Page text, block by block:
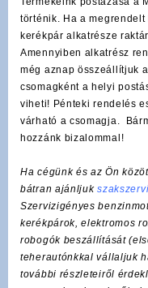
történik. Ha a
kerékpár alkatrésze
Amennyiben alkatrész
még aznap összeállítjuk
csomagként a helyi
viheti! Pénteki rendelés
várható a csomagja.
hozzánk bizalommal!
Ha cégünk és az Ön
bátran ajánljuk
Szervizigényes
kerékpárok, elektromos
robogók beszállítását
teherautónkkal vállaljuk
további részleteiről